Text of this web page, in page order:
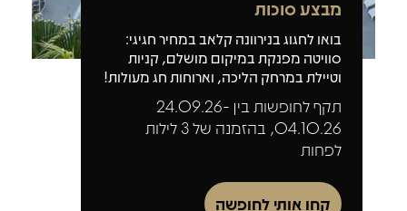
מבצע סוכות
בואו לחגוג בנירוונה קלאב במחיר חגיגי:
סוויטה מפנקת במיקום מושלם, קניות
וטיילת במרחק הליכה, וארוחות חג מעולות!
תקף לחופשות בין 24.09.26-
04.10.26, בהזמנה של 3 לילות
לפחות
קחו אותי לחופשה